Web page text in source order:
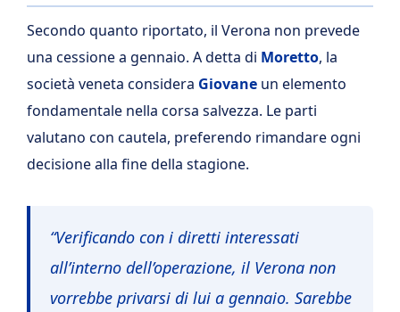
Secondo quanto riportato, il Verona non prevede
una cessione a gennaio. A detta di Moretto, la
società veneta considera Giovane un elemento
fondamentale nella corsa salvezza. Le parti
valutano con cautela, preferendo rimandare ogni
decisione alla fine della stagione.
“Verificando con i diretti interessati
all’interno dell’operazione, il Verona non
vorrebbe privarsi di lui a gennaio. Sarebbe